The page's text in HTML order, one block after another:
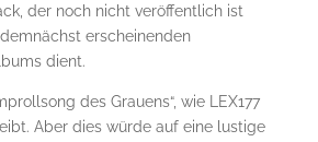
der noch nicht veröffentlich ist
erscheinenden
dient.
des Grauens“, wie LEX177
Aber dies würde auf eine lustige